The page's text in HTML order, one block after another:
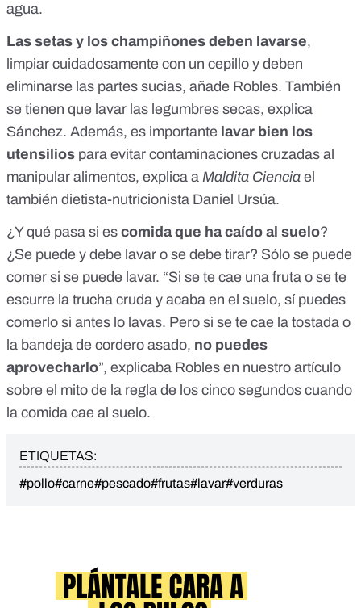
agua.
Las setas y los champiñones deben lavarse,
limpiar cuidadosamente con un cepillo y deben
eliminarse las partes sucias, añade Robles. También
se tienen que lavar las legumbres secas, explica
Sánchez. Además, es importante lavar bien los
utensilios para evitar contaminaciones cruzadas al
manipular alimentos, explica a Maldita Ciencia el
también dietista-nutricionista Daniel Ursúa.
¿Y qué pasa si es comida que ha caído al suelo?
¿Se puede y debe lavar o se debe tirar? Sólo se puede
comer si se puede lavar. “Si se te cae una fruta o se te
escurre la trucha cruda y acaba en el suelo, sí puedes
comerlo si antes lo lavas. Pero si se te cae la tostada o
la bandeja de cordero asado, no puedes
aprovecharlo”, explicaba Robles en nuestro artículo
sobre el mito de la regla de los cinco segundos cuando
la comida cae al suelo.
ETIQUETAS:
#pollo#carne#pescado#frutas#lavar#verduras